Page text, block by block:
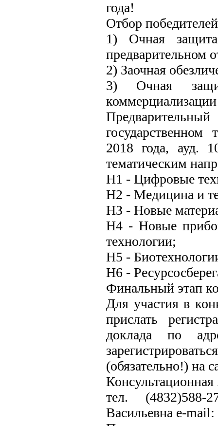
года!
Отбор
1) Очная защита
предварительном
2) Заочная
3) Очная
государственном
2018 года, ауд.
тематическим
Н1 - Цифровые
Н2 - Медицина и
НЗ - Новые
Н4 - Новые
технологии;
Н5 -
Н6 -
Финальный этап
Для участия в
прислать
доклада по
(обязательно!) на
тел. (4832)588-
Васильевна e-